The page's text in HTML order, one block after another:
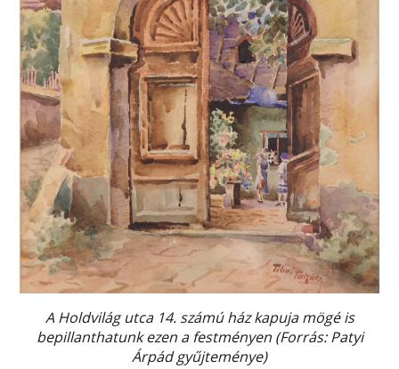
A Holdvilág utca 14. számú ház kapuja mögé is
bepillanthatunk ezen a festményen (Forrás: Patyi
Árpád gyűjteménye)